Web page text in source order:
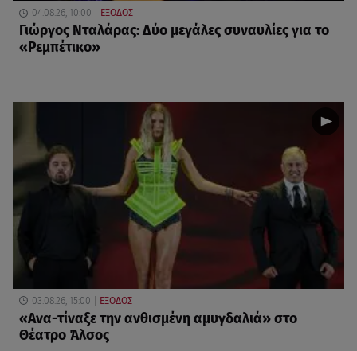
04.08.26, 10:00 ΕΞΟΔΟΣ
Γιώργος Νταλάρας: Δύο μεγάλες συναυλίες για το
«Ρεμπέτικο»
03.08.26, 15:00 ΕΞΟΔΟΣ
«Ανα-τίναξε την ανθισμένη αμυγδαλιά» στο
Θέατρο Άλσος